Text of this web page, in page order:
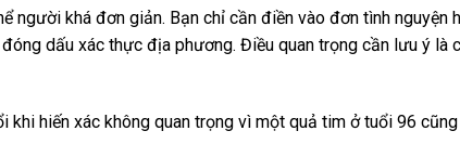
người khá đơn giản. Bạn chỉ cần điền vào đơn tình nguyện
dấu xác thực địa phương. Điều quan trọng cần lưu ý
khi hiến xác không quan trọng vì một quả tim ở tuổi 96